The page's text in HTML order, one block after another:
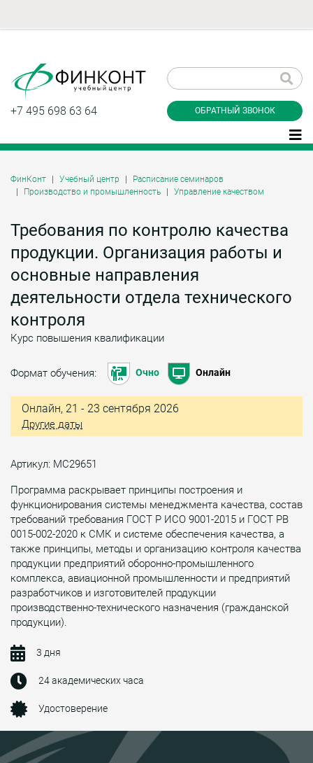
+7 495 698 63 64 ОБРАТНЫЙ ЗВОНОК
ФинКонт Учебный центр
Расписание семинаров
Производство и промышленность
Управление качеством
Требования по контролю качества
продукции. Организация работы и
основные направления
деятельности отдела технического
контроля
Курс повышения квалификации
Формат обучения: Очно Онлайн
Онлайн, 21 - 23 сентября 2026
Другие даты
Артикул: МС29651
Программа раскрывает принципы построения и
функционирования системы менеджмента качества, состав
требований требования ГОСТ Р ИСО 9001-2015 и ГОСТ РВ
0015-002-2020 к СМК и системе обеспечения качества, а
также принципы, методы и организацию контроля качества
продукции предприятий оборонно-промышленного
комплекса, авиационной промышленности и предприятий
разработчиков и изготовителей продукции
производственно-технического назначения (гражданской
продукции).
3 дня
24 академических часа
Удостоверение
звонок
Даю согласие на обработку персональных
Заказать